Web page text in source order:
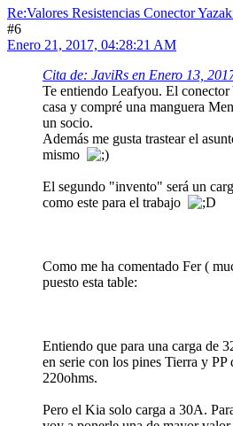
Re:Valores Resistencias Conector
#6
Enero 21, 2017, 04:28:21 AM
Cita de: JaviRs en Enero 13,
Te entiendo Leafyou. El
casa y compré una manguera
un socio.
Además me gusta trastear el
mismo
El segundo "invento" será un
como este para el trabajo
Como me ha comentado Fer (
puesto esta table:
Entiendo que para una carga de
en serie con los pines Tierra y PP
220ohms.
Pero el Kia solo carga a 30A.